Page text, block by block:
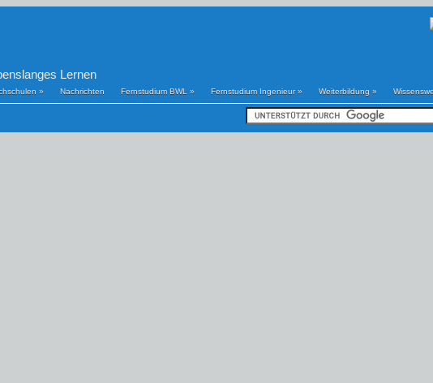
Lernen
» Nachrichten Fernstudium BWL » Fernstudium Ingenieur» Weiterbildung »